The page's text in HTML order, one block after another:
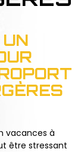
vacances à
être stressant